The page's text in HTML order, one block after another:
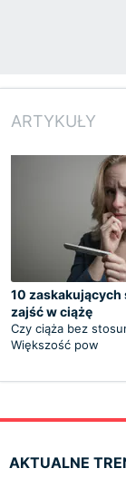
ARTYKUŁY
10
zajść w ciążę
Czy ciąża bez
Większość pow
AKTUALNE